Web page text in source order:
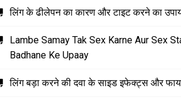
लिंग के ढीलेपन का कारण और टाइट करने का
Lambe Samay Tak Sex Karne Aur Sex
Badhane Ke Upaay
लिंग बड़ा करने की दवा के साइड इफेक्ट्स और